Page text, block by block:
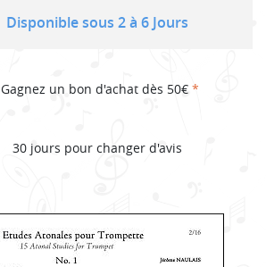
Disponible sous 2 à 6 Jours
Gagnez un bon d'achat dès 50€ *
30 jours pour changer d'avis